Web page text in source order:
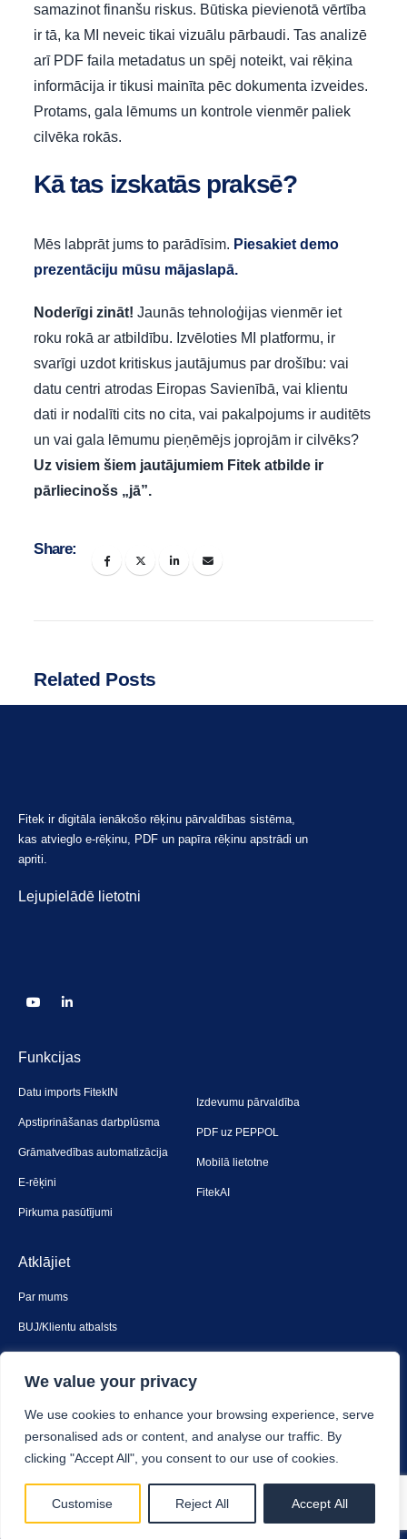
We value your privacy
We use cookies to enhance your browsing experience, serve
personalised ads or content, and analyse our traffic. By
clicking "Accept All", you consent to our use of cookies.
Customise Reject All Accept All
samazinot finanšu riskus. Būtiska pievienotā vērtība
ir tā, ka MI neveic tikai vizuālu pārbaudi. Tas analizē
arī PDF faila metadatus un spēj noteikt, vai rēķina
informācija ir tikusi mainīta pēc dokumenta izveides.
Protams, gala lēmums un kontrole vienmēr paliek
cilvēka rokās.
Kā tas izskatās praksē?
Mēs labprāt jums to parādīsim. Piesakiet demo
prezentāciju mūsu mājaslapā.
Noderīgi zināt! Jaunās tehnoloģijas vienmēr iet
roku rokā ar atbildību. Izvēloties MI platformu, ir
svarīgi uzdot kritiskus jautājumus par drošību: vai
datu centri atrodas Eiropas Savienībā, vai klientu
dati ir nodalīti cits no cita, vai pakalpojums ir auditēts
un vai gala lēmumu pieņēmējs joprojām ir cilvēks?
Uz visiem šiem jautājumiem Fitek atbilde ir
pārliecinošs „jā”.
Share:
Related Posts
Fitek ir digitāla ienākošo rēķinu pārvaldības sistēma,
kas atvieglo e-rēķinu, PDF un papīra rēķinu apstrādi un
apriti.
Lejupielādē lietotni
Funkcijas
Datu imports FitekIN
Apstiprināšanas darbplūsma
Grāmatvedības automatizācija
E-rēķini
Pirkuma pasūtījumi
Izdevumu pārvaldība
PDF uz PEPPOL
Mobilā lietotne
FitekAI
Atklājiet
Par mums
BUJ/Klientu atbalsts
Drošība un privātums
Fitek © 2025. Visas tiesības aizsargātas.